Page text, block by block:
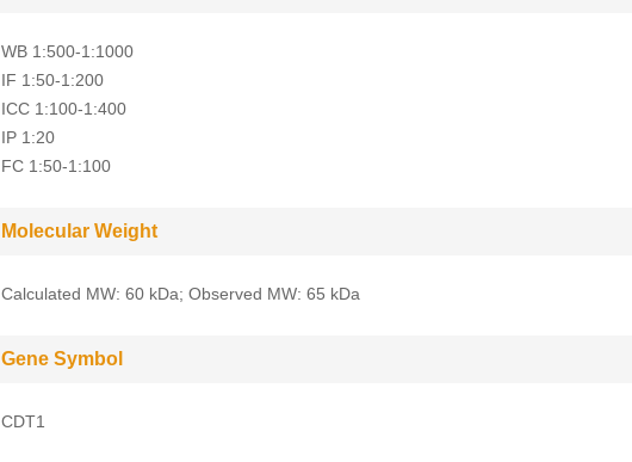
WB 1:500-1:1000
IF 1:50-1:200
ICC 1:100-1:400
IP 1:20
FC 1:50-1:100
Molecular Weight
Calculated MW: 60 kDa; Observed MW: 65 kDa
Gene Symbol
CDT1